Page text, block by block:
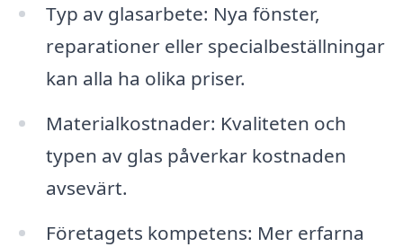
Typ av glasarbete: Nya fönster,
reparationer eller specialbeställningar
kan alla ha olika priser.
Materialkostnader: Kvaliteten och
typen av glas påverkar kostnaden
avsevärt.
Företagets kompetens: Mer erfarna